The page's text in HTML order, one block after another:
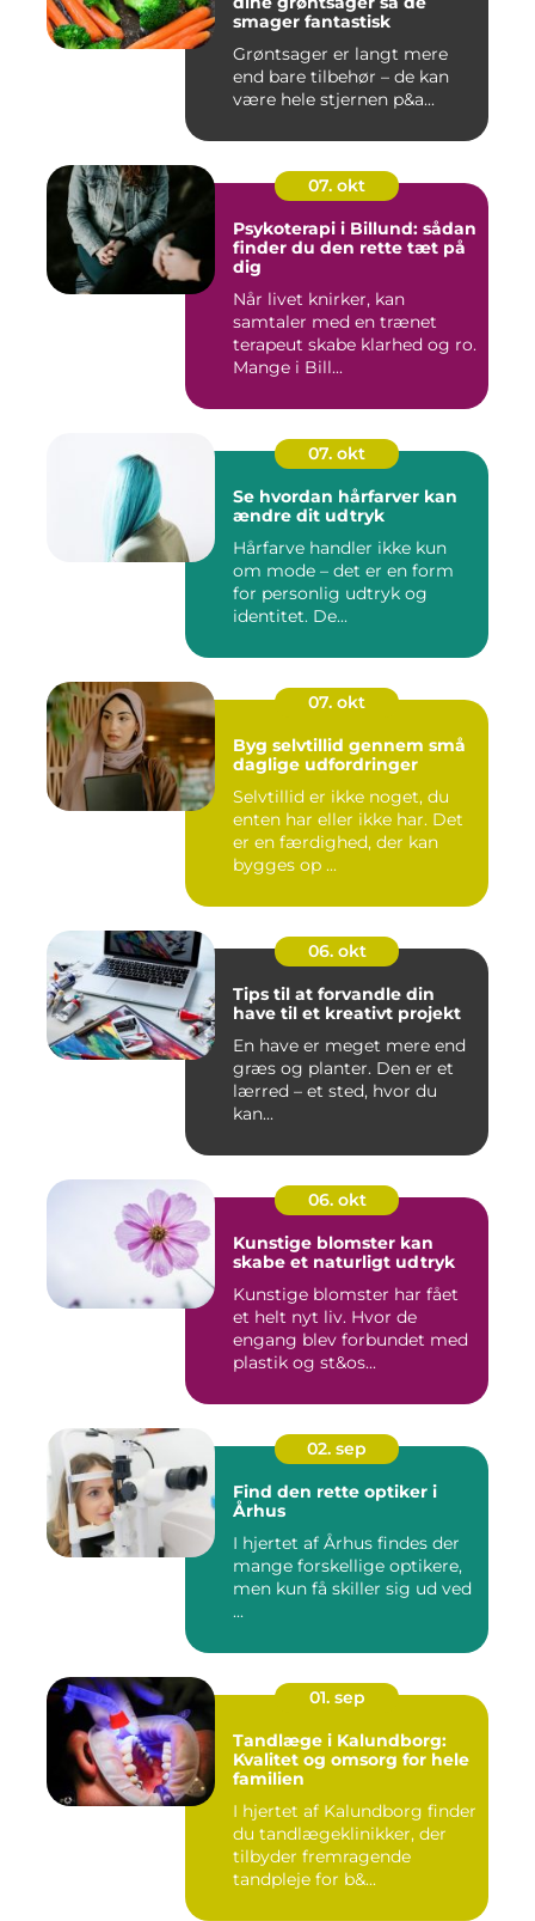
smager fantastisk
Grøntsager er langt mere
end bare tilbehør – de kan
være hele stjernen p&a...
07. okt
Psykoterapi i Billund: sådan
finder du den rette tæt på
dig
Når livet knirker, kan
samtaler med en trænet
terapeut skabe klarhed og ro.
Mange i Bill...
07. okt
Se hvordan hårfarver kan
ændre dit udtryk
Hårfarve handler ikke kun
om mode – det er en form
for personlig udtryk og
identitet. De...
07. okt
Byg selvtillid gennem små
daglige udfordringer
Selvtillid er ikke noget, du
enten har eller ikke har. Det
er en færdighed, der kan
bygges op ...
06. okt
Tips til at forvandle din
have til et kreativt projekt
En have er meget mere end
græs og planter. Den er et
lærred – et sted, hvor du
kan...
06. okt
Kunstige blomster kan
skabe et naturligt udtryk
Kunstige blomster har fået
et helt nyt liv. Hvor de
engang blev forbundet med
plastik og st&os...
02. sep
Find den rette optiker i
Århus
I hjertet af Århus findes der
mange forskellige optikere,
men kun få skiller sig ud ved
...
01. sep
Tandlæge i Kalundborg:
Kvalitet og omsorg for hele
familien
I hjertet af Kalundborg finder
du tandlægeklinikker, der
tilbyder fremragende
tandpleje for b&...